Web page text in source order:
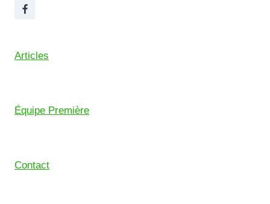
Articles
Équipe Première
Contact